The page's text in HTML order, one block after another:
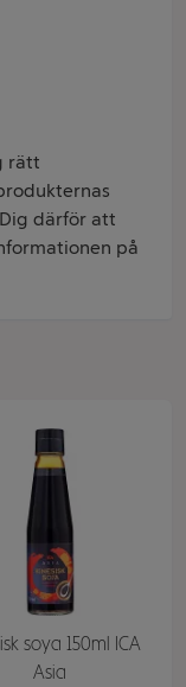
rätt
därför att
på
soya 150ml ICA
Asia